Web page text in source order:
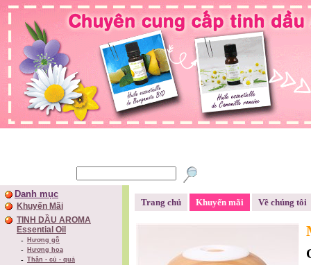
Danh mục
Khuyến Mãi
TINH DẦU AROMA
Essential Oil
Hương gỗ
Hương hoa
Thân - củ - quả
Trang chủ Khuyến mãi Về chúng tôi